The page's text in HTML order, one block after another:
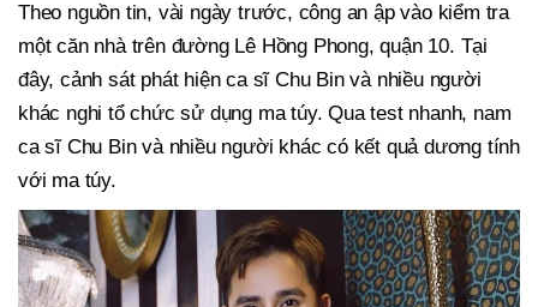
Theo nguồn tin, vài ngày trước, công an ập vào kiểm tra
một căn nhà trên đường Lê Hồng Phong, quận 10. Tại
đây, cảnh sát phát hiện ca sĩ Chu Bin và nhiều người
khác nghi tổ chức sử dụng ma túy. Qua test nhanh, nam
ca sĩ Chu Bin và nhiều người khác có kết quả dương tính
với ma túy.